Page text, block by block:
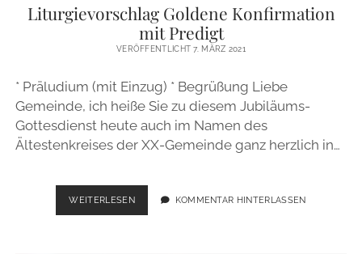
Liturgievorschlag Goldene Konfirmation
mit Predigt
VERÖFFENTLICHT 7. MÄRZ 2021
* Präludium (mit Einzug) * Begrüßung Liebe
Gemeinde, ich heiße Sie zu diesem Jubiläums-
Gottesdienst heute auch im Namen des
Ältestenkreises der XX-Gemeinde ganz herzlich in…
WEITERLESENLITURGIEVORSCHLAG
GOLDENE
KOMMENTAR HINTERLASSEN